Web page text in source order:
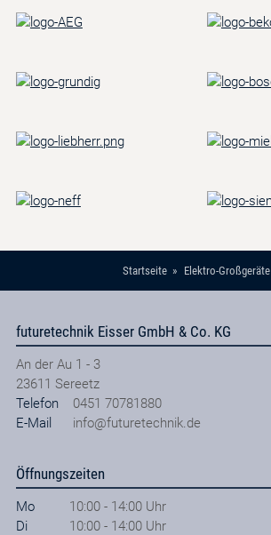
Startseite Elektro-Großgeräte
futuretechnik Eisser GmbH & Co. KG
An der Au 1 - 3
23611 Sereetz
Telefon
0451 70781880
E-Mail
info@futuretechnik.de
Öffnungszeiten
Mo
10:00 - 14:00 Uhr
Di
10:00 - 14:00 Uhr